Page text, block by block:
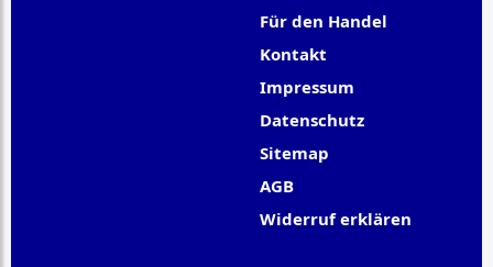
Für den Handel
Kontakt
Impressum
Datenschutz
Sitemap
AGB
Widerruf erklären